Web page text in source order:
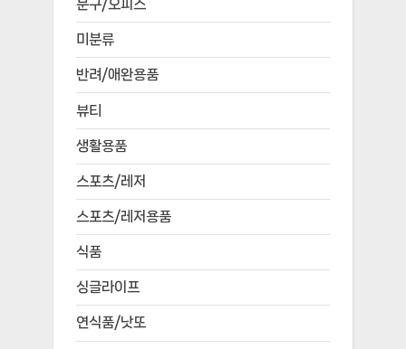
문구/오피스
미분류
반려/애완용품
뷰티
생활용품
스포츠/레저
스포츠/레저용품
식품
싱글라이프
연식품/낫또